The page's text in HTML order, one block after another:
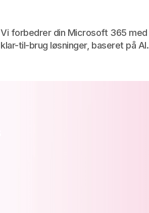
Vi forbedrer din Microsoft 365 med
klar-til-brug løsninger, baseret på AI.